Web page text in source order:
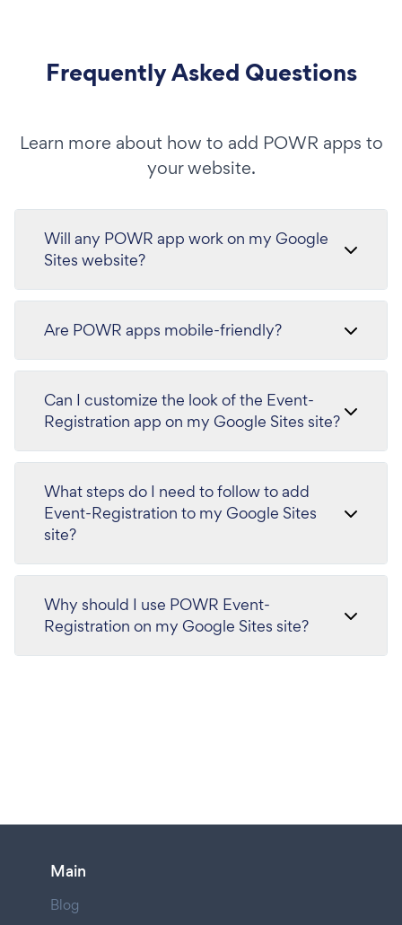
Frequently Asked Questions
Learn more about how to add POWR apps to
your website.
Will any POWR app work on my Google
Sites website?
Are POWR apps mobile-friendly?
Can I customize the look of the Event-
Registration app on my Google Sites site?
What steps do I need to follow to add
Event-Registration to my Google Sites
site?
Why should I use POWR Event-
Registration on my Google Sites site?
Main
Blog